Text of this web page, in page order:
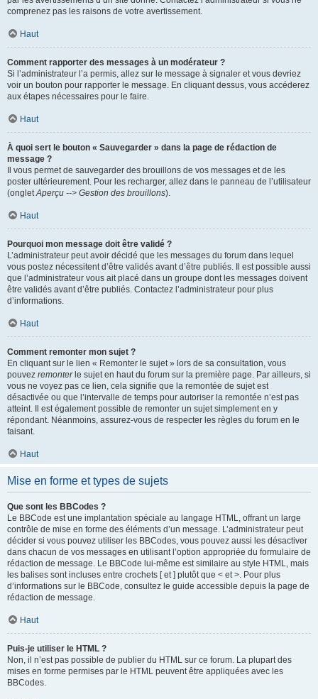
comprenez pas les raisons de votre avertissement.
Haut
Comment rapporter des messages à un modérateur ?
Si l’administrateur l’a permis, allez sur le message à signaler et vous devriez
voir un bouton pour rapporter le message. En cliquant dessus, vous accéderez
aux étapes nécessaires pour le faire.
Haut
À quoi sert le bouton « Sauvegarder » dans la page de rédaction de
message ?
Il vous permet de sauvegarder des brouillons de vos messages et de les
poster ultérieurement. Pour les recharger, allez dans le panneau de l’utilisateur
(ongletAperçu --> Gestion des brouillons).
Haut
Pourquoi mon message doit être validé ?
L’administrateur peut avoir décidé que les messages du forum dans lequel
vous postez nécessitent d’être validés avant d’être publiés. Il est possible aussi
que l’administrateur vous ait placé dans un groupe dont les messages doivent
être validés avant d’être publiés. Contactez l’administrateur pour plus
d’informations.
Haut
Comment remonter mon sujet ?
En cliquant sur le lien « Remonter le sujet » lors de sa consultation, vous
pouvez remonterle sujet en haut du forum sur la première page. Par ailleurs, si
vous ne voyez pas ce lien, cela signifie que la remontée de sujet est
désactivée ou que l’intervalle de temps pour autoriser la remontée n’est pas
atteint. Il est également possible de remonter un sujet simplement en y
répondant. Néanmoins, assurez-vous de respecter les règles du forum en le
faisant.
Haut
Mise en forme et types de sujets
Que sont les BBCodes ?
Le BBCode est une implantation spéciale au langage HTML, offrant un large
contrôle de mise en forme des éléments d’un message. L’administrateur peut
décider si vous pouvez utiliser les BBCodes, vous pouvez aussi les désactiver
dans chacun de vos messages en utilisant l’option appropriée du formulaire de
rédaction de message. Le BBCode lui-même est similaire au style HTML, mais
les balises sont incluses entre crochets [ et ] plutôt que < et >. Pour plus
d’informations sur le BBCode, consultez le guide accessible depuis la page de
rédaction de message.
Haut
Puis-je utiliser le HTML ?
Non, il n’est pas possible de publier du HTML sur ce forum. La plupart des
mises en forme permises par le HTML peuvent être appliquées avec les
BBCodes.